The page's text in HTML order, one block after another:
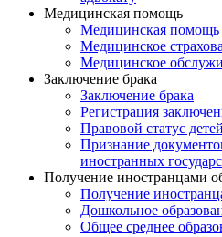
Медицинская помощь
Медицинская помощь
Медицинское
Медицинское
Заключение брака
Заключение брака
Регистрация
Правовой статус детей
Признание
иностранных
Получение иностранцами
Получение
Дошкольное
Общее среднее